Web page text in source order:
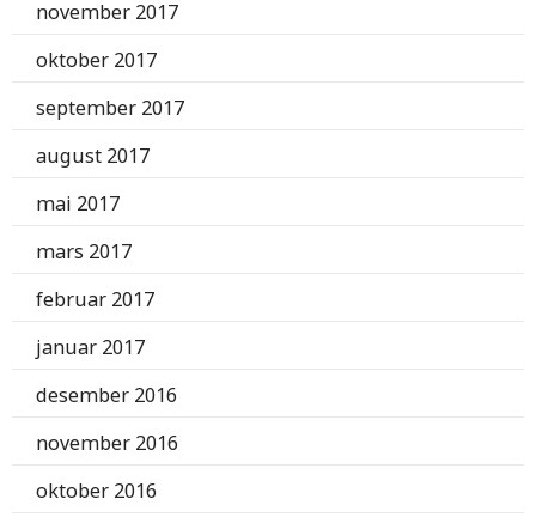
november 2017
oktober 2017
september 2017
august 2017
mai 2017
mars 2017
februar 2017
januar 2017
desember 2016
november 2016
oktober 2016